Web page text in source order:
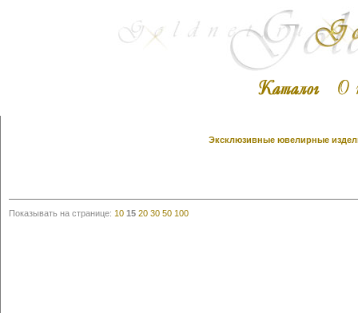
Эксклюзивные ювелирные
Показывать на странице: 10 15 20 30 50 100